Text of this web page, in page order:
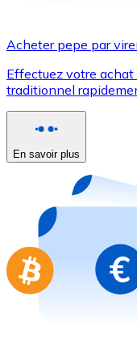
Utilisez les
Acheter avec
Nouveau
Achetez des
Aller à la
Acheter pepe par
Effectuez votre
traditionnel
En savoir plus